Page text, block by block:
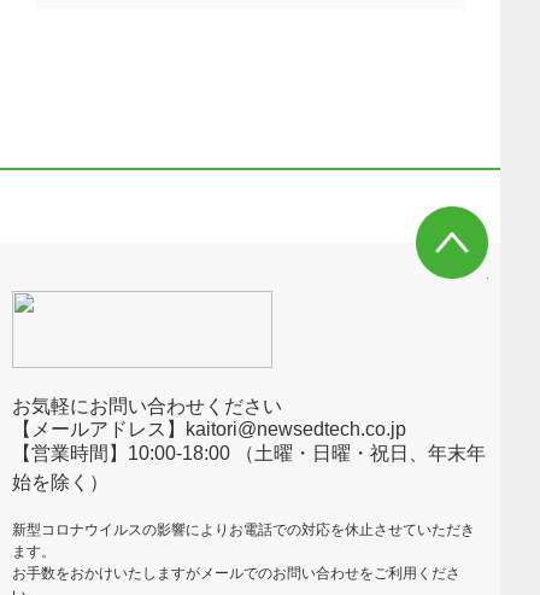
お気軽にお問い合わせください
【メールアドレス】kaitori@newsedtech.co.jp
【営業時間】10:00-18:00 （土曜・日曜・祝日、年末年
始を除く）
新型コロナウイルスの影響によりお電話での対応を休止させていただき
ます。
お手数をおかけいたしますがメールでのお問い合わせをご利用くださ